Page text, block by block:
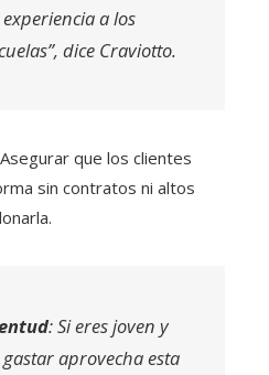
a los
dice Craviotto.
que los clientes
sin contratos ni altos
: Si eres joven y
aprovecha esta